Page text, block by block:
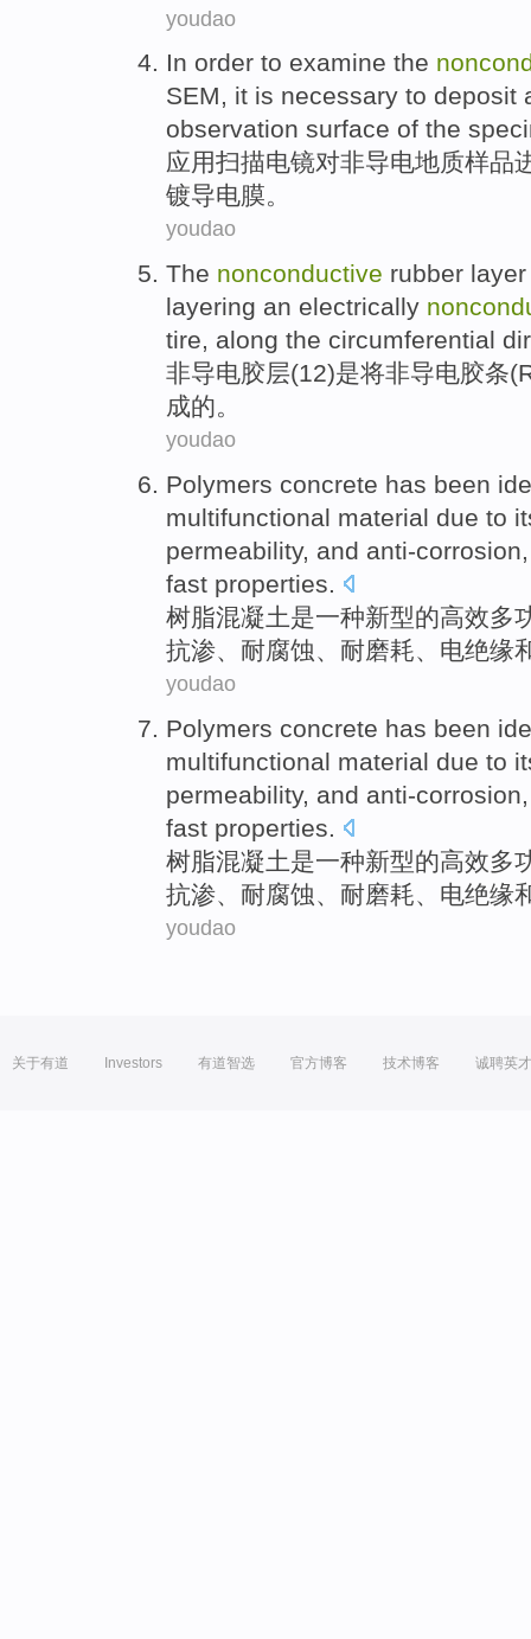
youdao
In order to examine the
SEM, it is necessary to deposit
observation surface of the
应用扫描电镜对非导电地质样品
镀导电膜。
youdao
The nonconductive rubber layer
layering an electrically
tire, along the circumferential
非导电胶层(12)是将非导电胶条(
成的。
youdao
Polymers concrete has been
multifunctional material due to
permeability, and anti-corrosion
fast properties.
树脂混凝土是一种新型的高效多
抗渗、 耐腐蚀、耐磨耗、电绝缘
youdao
Polymers concrete has been
multifunctional material due to
permeability, and anti-corrosion
fast properties.
树脂混凝土是一种新型的高效多
抗渗、 耐腐蚀、耐磨耗、电绝缘
youdao
关于有道 Investors 有道智选 官方博客 技术博客 诚聘英才